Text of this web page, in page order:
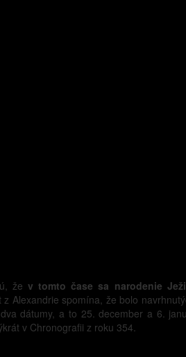
že v tomto čase sa narodenie
Alexandrie spomína, že bolo
dátumy, a to 25. december a 6.
v Chronografii z roku 354.